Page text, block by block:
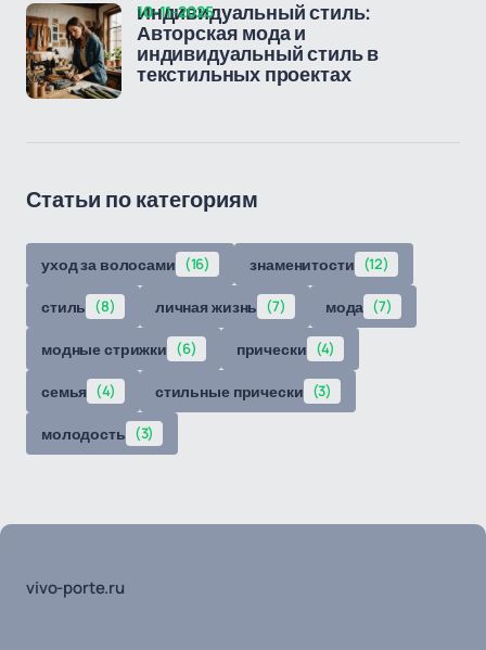
Индивидуальный стиль:
Авторская мода и
индивидуальный стиль в
текстильных проектах
10-11-2025
Статьи по категориям
уход за волосами (16) знаменитости (12)
стиль (8) личная жизнь (7) мода (7)
модные стрижки (6) прически (4)
семья (4) стильные прически (3)
молодость (3)
vivo-porte.ru